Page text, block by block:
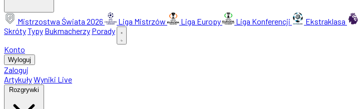
Mistrzostwa Świata 2026 Liga Mistrzów Liga Europy Liga Konferencji Ekstraklasa
SkrótyTypy Bukmacherzy Porady
Konto
Wyloguj
Zaloguj
ArtykułyWyniki Live
Rozgrywki